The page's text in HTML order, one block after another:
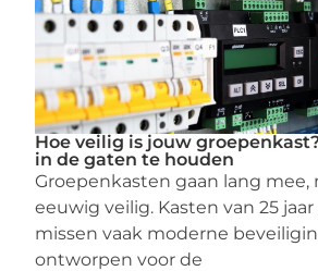
Hoe veilig is jouw
in de gaten te houden
Groepenkasten gaan lang mee,
eeuwig veilig. Kasten van 25
missen vaak moderne
ontworpen voor de